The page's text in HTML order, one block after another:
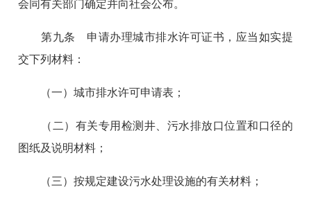
会同有关部门确定并向社会公布。
第九条 申请办理城市排水许可证书，应当如实提
交下列材料：
（一）城市排水许可申请表；
（二）有关专用检测井、污水排放口位置和口径的
图纸及说明材料；
（三）按规定建设污水处理设施的有关材料；